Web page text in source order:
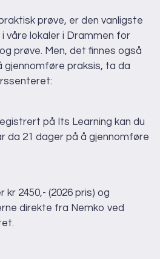
prøve, er den vanligste
våre lokaler i Drammen for
prøve. Men, det finnes også
praksis, ta da
på Its Learning kan du
da 21 dager på å gjennomføre
2450,- (2026 pris) og
direkte fra Nemko ved